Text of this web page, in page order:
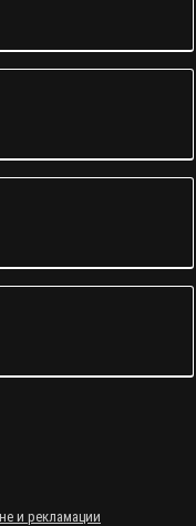
и рекламации